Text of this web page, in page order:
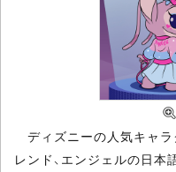
ディズニーの人気キャラ
レンド、エンジェルの日本